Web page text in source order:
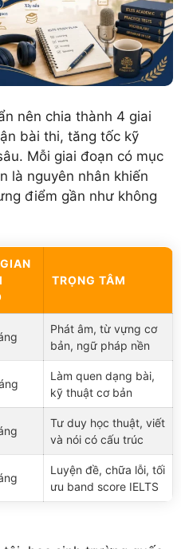
nên chia thành 4 giai
bài thi, tăng tốc kỹ
Mỗi giai đoạn có mục
là nguyên nhân khiến
điểm gần như không
TRỌNG TÂM
Phát âm, từ vựng cơ
bản, ngữ pháp nền
Làm quen dạng bài,
kỹ thuật cơ bản
Tư duy học thuật, viết
và nói có cấu trúc
Luyện đề, chữa lỗi, tối
ưu band score IELTS